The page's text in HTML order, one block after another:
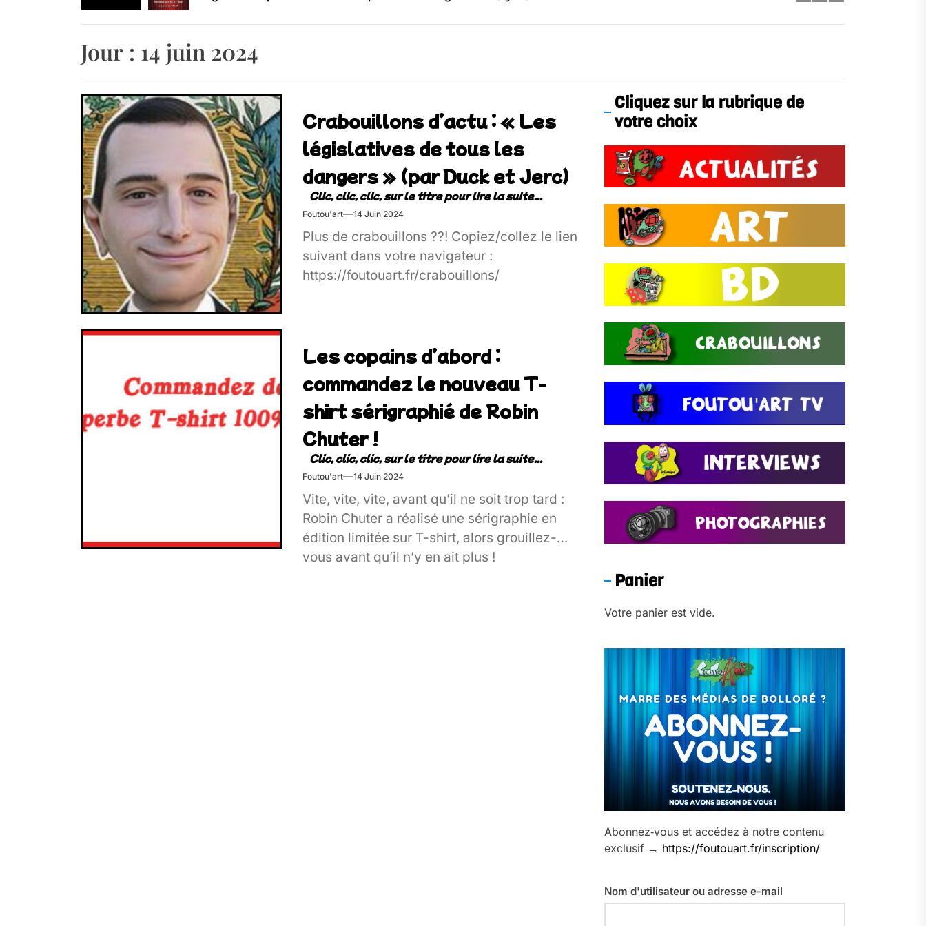
Retrouvez-nous au Bos’Tock Festival – Samedi 18 juillet (Vaulx-en-Velin)
Jour : 14 juin 2024
Crabouillons d’actu : « Les
législatives de tous les
dangers » (par Duck et Jerc)
Foutou'art 14 Juin 2024
Plus de crabouillons ??! Copiez/collez le lien
suivant dans votre navigateur :
https://foutouart.fr/crabouillons/
Les copains d’abord :
commandez le nouveau T-
shirt sérigraphié de Robin
Chuter !
Foutou'art 14 Juin 2024
Vite, vite, vite, avant qu’il ne soit trop tard :
Robin Chuter a réalisé une sérigraphie en
édition limitée sur T-shirt, alors grouillez-
vous avant qu’il n’y en ait plus !
Cliquez sur la rubrique de
votre choix
Panier
Votre panier est vide.
Abonnez‑vous et accédez à notre contenu
exclusif → https://foutouart.fr/inscription/
Nom d'utilisateur ou adresse e-mail